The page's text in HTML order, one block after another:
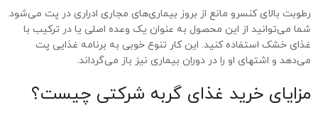
رطوبت بالای کنسرو مانع از بروز بیماری‌های مجاری ادراری در پت می‌شود.
شما می‌توانید از این محصول به عنوان یک وعده اصلی یا در ترکیب با
غذای خشک استفاده کنید. این کار تنوع خوبی به برنامه غذایی پت
می‌دهد و اشتهای او را در دوران بیماری نیز باز می‌گرداند.
مزایای خرید غذای گربه شرکتی چیست؟